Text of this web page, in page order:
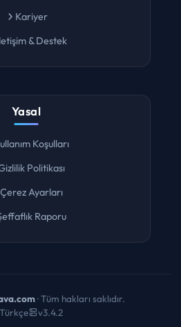
Yasal
· Tüm hakları saklıdır.